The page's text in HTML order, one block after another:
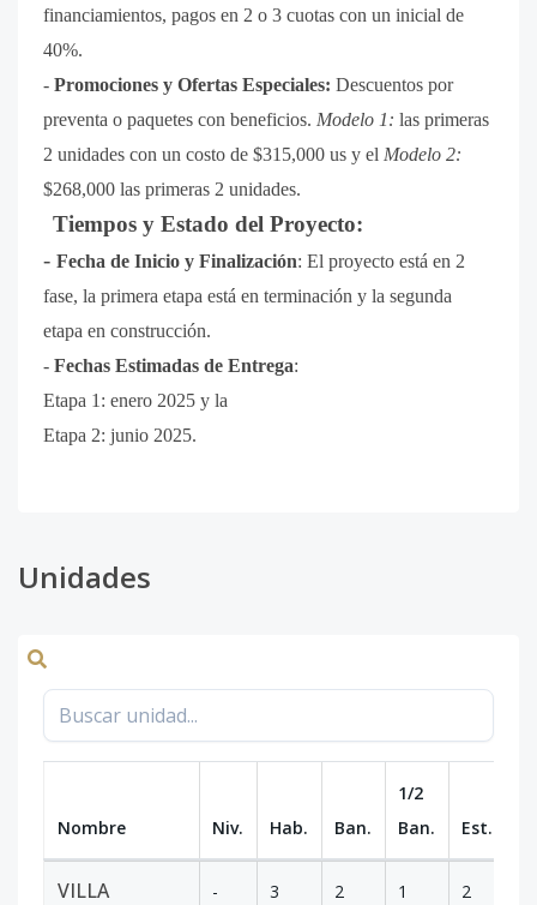
financiamientos, pagos en 2 o 3 cuotas con un inicial de
40%.
- Promociones y Ofertas Especiales: Descuentos por
preventa o paquetes con beneficios. Modelo 1: las primeras
2 unidades con un costo de $315,000 us y el Modelo 2:
$268,000 las primeras 2 unidades.
Tiempos y Estado del Proyecto:
- Fecha de Inicio y Finalización: El proyecto está en 2
fase, la primera etapa está en terminación y la segunda
etapa en construcción.
- Fechas Estimadas de Entrega:
Etapa 1: enero 2025 y la
Etapa 2: junio 2025.
Unidades
Nombre Niv. Hab. Ban.
1/2
Ban.
Est.
VILLA
- 3 2 1 2